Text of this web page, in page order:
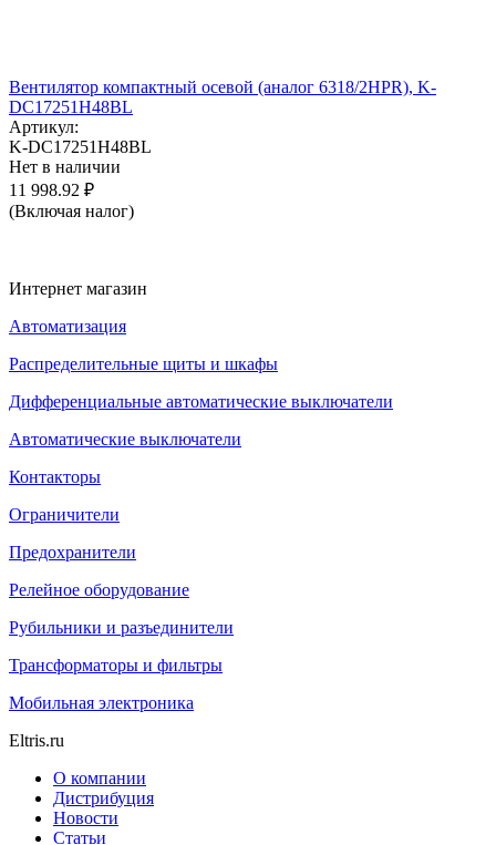
Вентилятор компактный осевой (аналог 6318/2HPR), K-
DC17251H48BL
Артикул:
K-DC17251H48BL
Нет в наличии
11 998.92 ₽
(Включая налог)
Интернет магазин
Автоматизация
Распределительные щиты и шкафы
Дифференциальные автоматические выключатели
Автоматические выключатели
Контакторы
Ограничители
Предохранители
Релейное оборудование
Рубильники и разъединители
Трансформаторы и фильтры
Мобильная электроника
Eltris.ru
О компании
Дистрибуция
Новости
Статьи